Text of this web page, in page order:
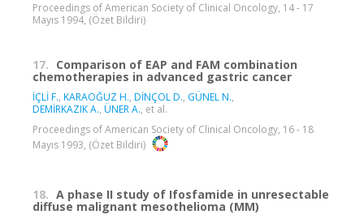
Proceedings of American Society of Clinical Oncology, 14 - 17
Mayıs 1994, (Özet Bildiri)
17. Comparison of EAP and FAM combination
chemotherapies in advanced gastric cancer
İÇLİ F., KARAOĞUZ H., DİNÇOL D., GÜNEL N.,
DEMİRKAZIK A., ÜNER A., et al.
Proceedings of American Society of Clinical Oncology, 16 - 18
Mayıs 1993, (Özet Bildiri)
18. A phase II study of Ifosfamide in unresectable
diffuse malignant mesothelioma (MM)